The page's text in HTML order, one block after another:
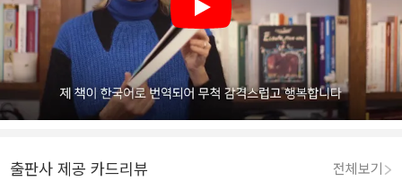
Play
출판사 제공 카드리뷰 전체보기